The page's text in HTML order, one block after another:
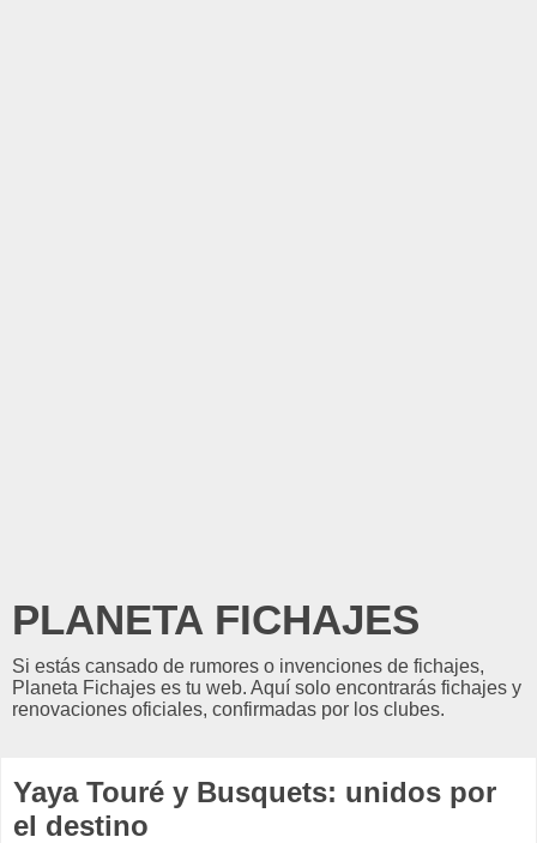
PLANETA FICHAJES
Si estás cansado de rumores o invenciones de fichajes,
Planeta Fichajes es tu web. Aquí solo encontrarás fichajes y
renovaciones oficiales, confirmadas por los clubes.
Yaya Touré y Busquets: unidos por
el destino